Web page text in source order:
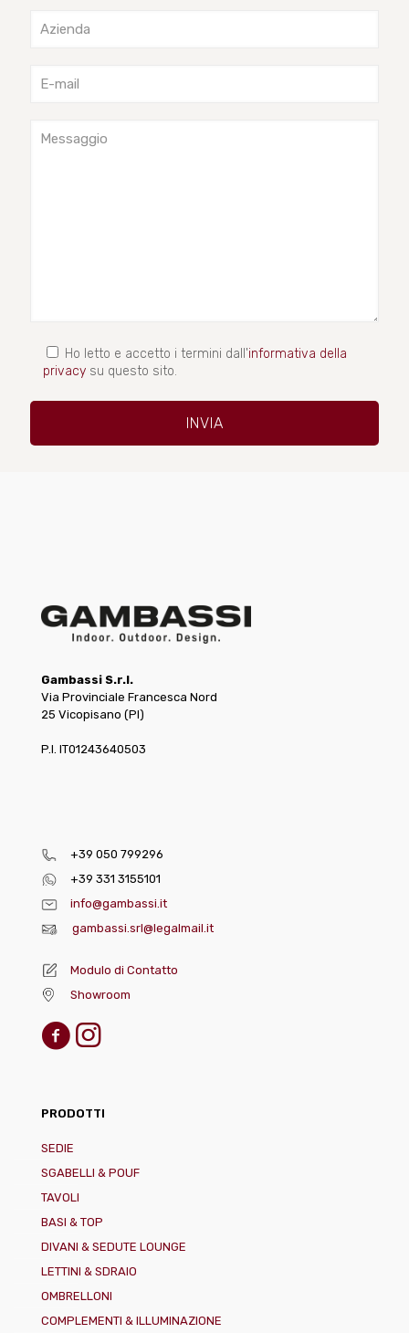
Ho letto e accetto i termini dall'informativa della
privacy su questo sito.
Gambassi S.r.l.
Via Provinciale Francesca Nord
25 Vicopisano (PI)
P.I. IT01243640503
+39 050 799296
+39 331 3155101
info@gambassi.it
gambassi.srl@legalmail.it
Modulo di Contatto
Showroom
PRODOTTI
SEDIE
SGABELLI & POUF
TAVOLI
BASI & TOP
DIVANI & SEDUTE LOUNGE
LETTINI & SDRAIO
OMBRELLONI
COMPLEMENTI & ILLUMINAZIONE